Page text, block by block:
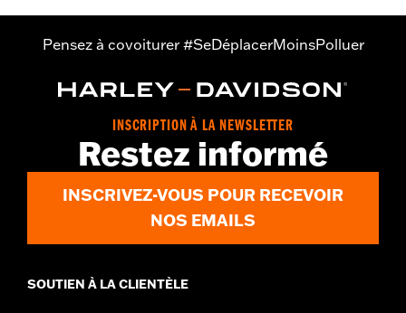
Pensez à covoiturer #SeDéplacerMoinsPolluer
INSCRIPTION À LA NEWSLETTER
Restez informé
INSCRIVEZ-VOUS POUR RECEVOIR
NOS EMAILS
SOUTIEN À LA CLIENTÈLE